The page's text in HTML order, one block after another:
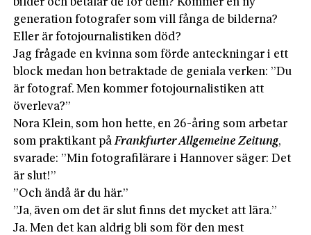
bilder och betalar de för dem? Kommer en ny
generation fotografer som vill fånga de bilderna?
Eller är fotojournalistiken död?
Jag frågade en kvinna som förde anteckningar i ett
block medan hon betraktade de geniala verken: ”Du
är fotograf. Men kommer fotojournalistiken att
överleva?”
Nora Klein, som hon hette, en 26-åring som arbetar
som praktikant påFrankfurter Allgemeine Zeitung,
svarade: ”Min fotografilärare i Hannover säger: Det
är slut!”
”Och ändå är du här.”
”Ja, även om det är slut finns det mycket att lära.”
Ja. Men det kan aldrig bli som för den mest